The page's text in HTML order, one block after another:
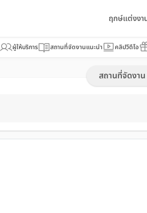
ฤกษ์แต่งง
ผู้ให้บริการ สถานที่จัดงานแนะนำ คลิปวีดีโอ
สถานที่จัดงาน